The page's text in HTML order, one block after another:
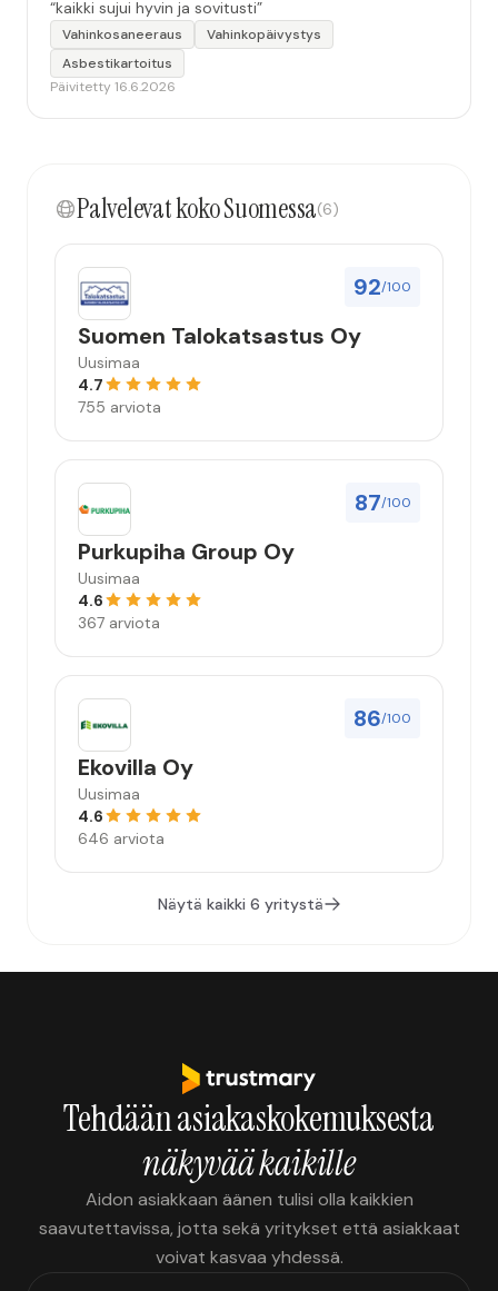
“kaikki sujui hyvin ja sovitusti”
Vahinkosaneeraus
Vahinkopäivystys
Asbestikartoitus
Päivitetty 16.6.2026
Palvelevat koko Suomessa(6)
92/100
Suomen Talokatsastus Oy
Uusimaa
4.7
755 arviota
87/100
Purkupiha Group Oy
Uusimaa
4.6
367 arviota
86/100
Ekovilla Oy
Uusimaa
4.6
646 arviota
Näytä kaikki 6 yritystä
Tehdään asiakaskokemuksesta
näkyvää kaikille
Aidon asiakkaan äänen tulisi olla kaikkien
saavutettavissa, jotta sekä yritykset että asiakkaat
voivat kasvaa yhdessä.